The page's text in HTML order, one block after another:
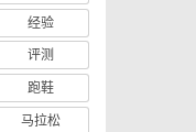
经验
评测
跑鞋
马拉松